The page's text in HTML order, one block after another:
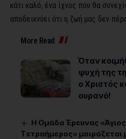
κάτι καλό, ένα ίχνος που θα
αποδεικνύει ότι η ζωή μας δεν
More Read
Όταν
ψυχή της
ο Χριστός
ουρανό!
Η Ομάδα Έρευνας
Τετραήμερος» μοιράζεται